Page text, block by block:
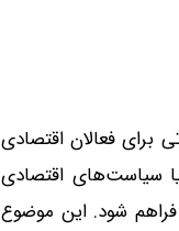
برای فعالان اقتصادی
سیاست‌های اقتصادی
فراهم شود. این موضوع